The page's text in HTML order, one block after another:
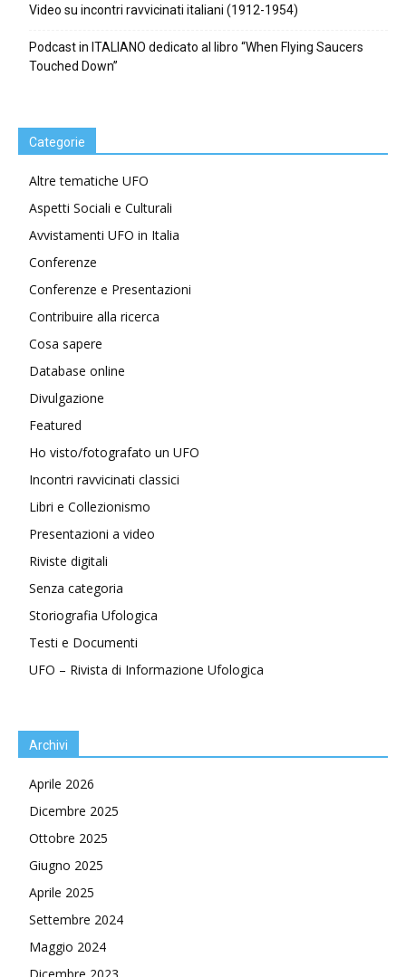
Video su incontri ravvicinati italiani (1912-1954)
Podcast in ITALIANO dedicato al libro “When Flying Saucers
Touched Down”
Categorie
Altre tematiche UFO
Aspetti Sociali e Culturali
Avvistamenti UFO in Italia
Conferenze
Conferenze e Presentazioni
Contribuire alla ricerca
Cosa sapere
Database online
Divulgazione
Featured
Ho visto/fotografato un UFO
Incontri ravvicinati classici
Libri e Collezionismo
Presentazioni a video
Riviste digitali
Senza categoria
Storiografia Ufologica
Testi e Documenti
UFO – Rivista di Informazione Ufologica
Archivi
Aprile 2026
Dicembre 2025
Ottobre 2025
Giugno 2025
Aprile 2025
Settembre 2024
Maggio 2024